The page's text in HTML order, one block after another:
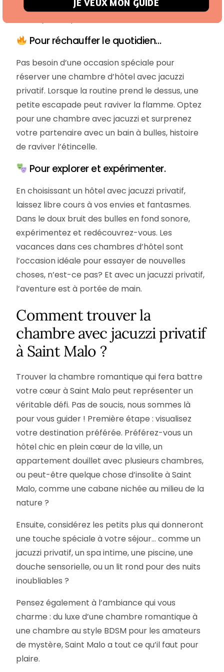
les étoiles dans un hôtel d’exception : c’est le
Pour réchauffer le quotidien…
Pas besoin d’une occasion spéciale pour
réserver une chambre d’hôtel avec jacuzzi
privatif. Lorsque la routine prend le dessus, une
petite escapade peut raviver la flamme. Optez
pour une chambre avec jacuzzi et surprenez
votre partenaire avec un bain à bulles, histoire
de raviver l’étincelle.
Pour explorer et expérimenter.
En choisissant un hôtel avec jacuzzi privatif,
laissez libre cours à vos envies et fantasmes.
Dans le doux bruit des bulles en fond sonore,
expérimentez et redécouvrez-vous. Les
vacances dans ces chambres d’hôtel sont
l’occasion idéale pour essayer de nouvelles
choses, n’est-ce pas? Et avec un jacuzzi privatif,
l’aventure est à portée de main.
Comment trouver la
chambre avec jacuzzi privatif
à Saint Malo ?
Trouver la chambre romantique qui fera battre
votre cœur à Saint Malo peut représenter un
véritable défi. Pas de soucis, nous sommes là
pour vous guider ! Première étape : visualisez
votre destination préférée. Préférez-vous un
hôtel chic en plein cœur de la ville, un
appartement douillet avec plusieurs chambres,
ou peut-être quelque chose d’insolite à Saint
Malo, comme une cabane nichée au milieu de la
nature ?
Ensuite, considérez les petits plus qui donneront
une touche spéciale à votre séjour… comme un
jacuzzi privatif, un spa intime, une piscine, une
douche sensorielle, ou un lit rond pour des nuits
inoubliables ?
Pensez également à l’ambiance qui vous
charme : du luxe d’une chambre romantique à
une chambre au style BDSM pour les amateurs
de mystère, Saint Malo a tout ce qu’il faut pour
plaire.
JE VEUX MON GUIDE